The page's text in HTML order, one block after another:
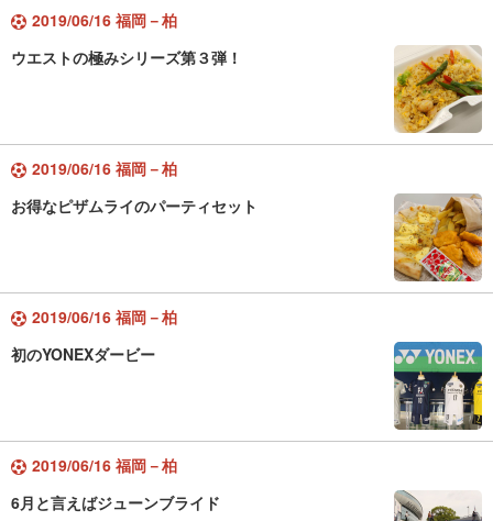
2019/06/16 福岡－柏
ウエストの極みシリーズ第３弾！
2019/06/16 福岡－柏
お得なピザムライのパーティセット
2019/06/16 福岡－柏
初のYONEXダービー
2019/06/16 福岡－柏
6月と言えばジューンブライド